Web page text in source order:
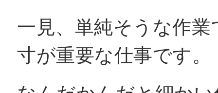
一見、単純そうな作
寸が重要な仕事です。